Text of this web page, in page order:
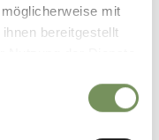
mit
bereitgestellt